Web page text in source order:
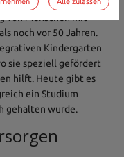
noch vor 50 Jahren.
Kindergarten
sie speziell gefördert
hilft. Heute gibt es
ein Studium
gehalten wurde.